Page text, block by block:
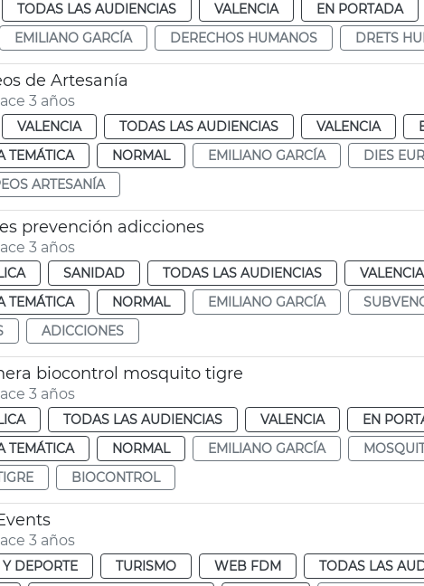
TODAS LAS AUDIENCIAS VALENCIA EN PORTADA
EMILIANO GARCÍA DERECHOS HUMANOS DRETS
de Artesanía
3 años
VALENCIA TODAS LAS AUDIENCIAS VALENCIA
TEMÁTICA
NORMAL EMILIANO GARCÍA
DIES
ARTESANÍA
prevención adicciones
3 años
SANIDAD TODAS LAS AUDIENCIAS VALENCIA
TEMÁTICA
NORMAL EMILIANO GARCÍA
ADICCIONES
biocontrol mosquito tigre
3 años
TODAS LAS AUDIENCIAS VALENCIA
EN
TEMÁTICA
NORMAL EMILIANO GARCÍA
BIOCONTROL
3 años
DEPORTE TURISMO WEB FDM TODAS LAS